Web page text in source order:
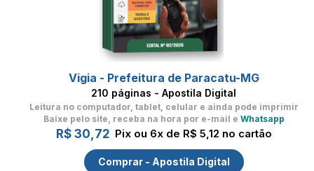
Vigia - Prefeitura de Paracatu-MG
210 páginas - Apostila Digital
Leitura no computador, tablet, celular e ainda pode imprimir
Baixe pelo site, receba na hora por e-mail e Whatsapp
R$ 30,72 Pix ou 6x de R$ 5,12 no cartão
Comprar - Apostila Digital